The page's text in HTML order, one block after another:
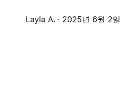
Layla A. · 2025년 6월 2일